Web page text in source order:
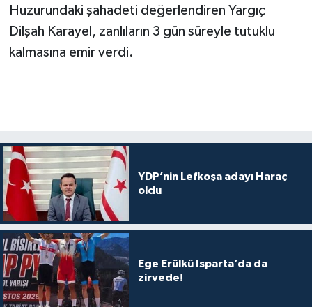
Huzurundaki şahadeti değerlendiren Yargıç
Dilşah Karayel, zanlıların 3 gün süreyle tutuklu
kalmasına emir verdi.
YDP’nin Lefkoşa adayı Haraç
oldu
Ege Erülkü Isparta’da da
zirvede!